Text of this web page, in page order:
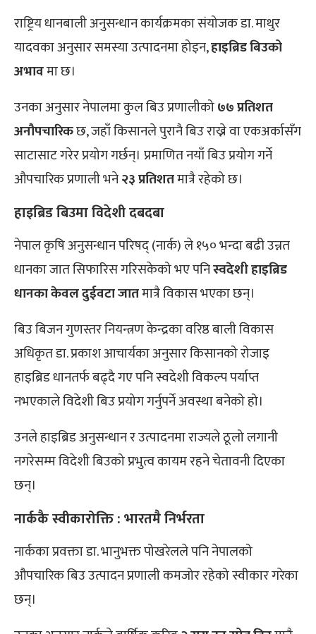
राष्ट्रिय धानबाली अनुसन्धान कार्यक्रमका संयोजक डा. माथुर
यादवका अनुसार समस्या उत्पादनमा होइन,हाइब्रिड बिउको
अभावमा छ।
उनका अनुसार नेपालमा कुल बिउ प्रणालीको७७ प्रतिशत
अनौपचारिकछ, जहाँ किसानले पुरानै बिउ राख्ने वा एकअर्कासँग
साटासाट गरेर प्रयोग गर्छन्। प्रमाणित नयाँ बिउ प्रयोग गर्ने
औपचारिक प्रणाली भने२३ प्रतिशतमात्रै रहेको छ।
हाइब्रिड बिउमा विदेशी दबदबा
नेपाल कृषि अनुसन्धान परिषद् (नार्क) ले १५० भन्दा बढी उन्नत
धानका जात सिफारिस गरिसकेको भए पनिस्वदेशी हाइब्रिड
धानका केवल दुईवटा जातमात्रै विकास भएका छन्।
बिउ बिजन गुणस्तर नियन्त्रण केन्द्रका वरिष्ठ बाली विकास
अधिकृत डा. प्रकाश आचार्यका अनुसार किसानको रोजाइ
हाइब्रिड धानतर्फ बढ्दै गए पनि स्वदेशी विकल्प पर्याप्त
नभएकाले विदेशी बिउ प्रयोग गर्नुपर्ने अवस्था बनेको हो।
उनले हाइब्रिड अनुसन्धान र उत्पादनमा राज्यले ठूलो लगानी
नगरेसम्म विदेशी बिउको प्रभुत्व कायम रहने चेतावनी दिएका
छन्।
नार्ककै स्वीकारोक्ति : भारतमै निर्भरता
नार्कका प्रवक्ता डा. भानुभक्त पोखरेलले पनि नेपालको
औपचारिक बिउ उत्पादन प्रणाली कमजोर रहेको स्वीकार गरेका
छन्।